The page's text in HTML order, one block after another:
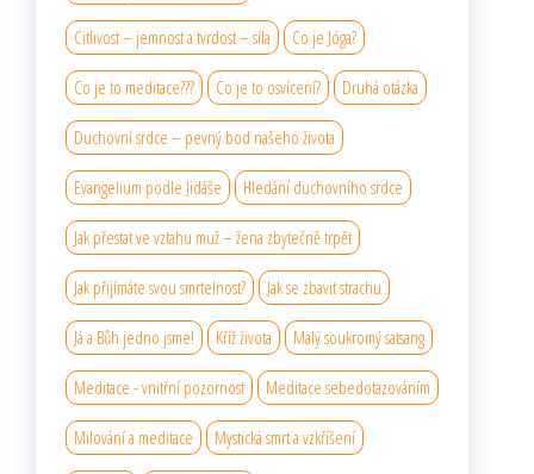
Citlivost – jemnost a tvrdost – síla Co je Jóga?
Co je to meditace??? Co je to osvícení? Druhá otázka
Duchovní srdce – pevný bod našeho života
Evangelium podle Jidáše Hledání duchovního srdce
Jak přestat ve vztahu muž – žena zbytečně trpět
Jak přijímáte svou smrtelnost? Jak se zbavit strachu
Já a Bůh jedno jsme! Kříž života Malý soukromý satsang
Meditace - vnitřní pozornost Meditace sebedotazováním
Milování a meditace Mystická smrt a vzkříšení